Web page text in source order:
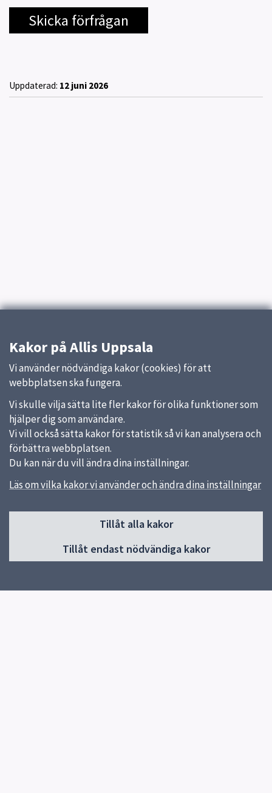
Uppdaterad: 12 juni 2026
Kakor på Allis Uppsala
Vi använder nödvändiga kakor (cookies) för att
webbplatsen ska fungera.
Vi skulle vilja sätta lite fler kakor för olika funktioner som
hjälper dig som användare.
Vi vill också sätta kakor för statistik så vi kan analysera och
förbättra webbplatsen.
Du kan när du vill ändra dina inställningar.
Läs om vilka kakor vi använder och ändra dina inställningar
Tillåt alla kakor
Tillåt endast nödvändiga kakor
Sidfot